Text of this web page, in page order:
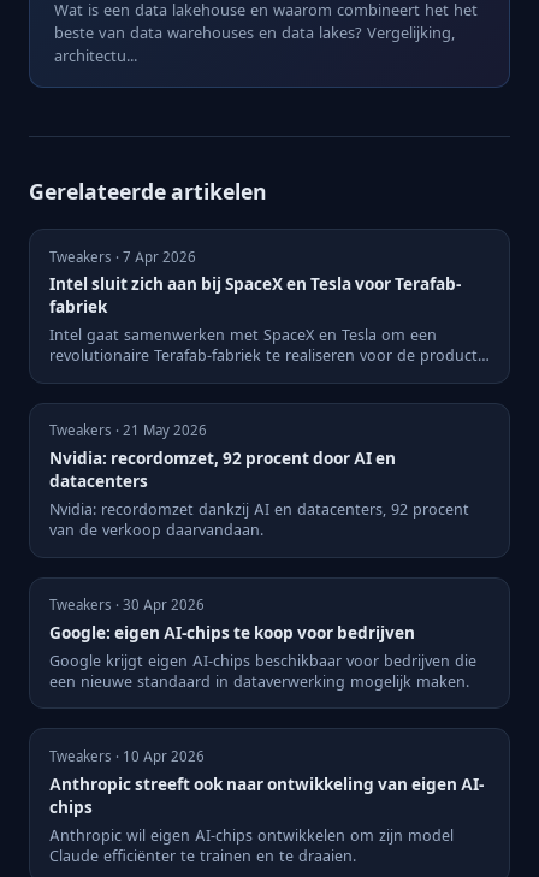
Wat is een data lakehouse en waarom combineert het het
beste van data warehouses en data lakes? Vergelijking,
architectu...
Gerelateerde artikelen
Tweakers · 7 Apr 2026
Intel sluit zich aan bij SpaceX en Tesla voor Terafab-
fabriek
Intel gaat samenwerken met SpaceX en Tesla om een
revolutionaire Terafab-fabriek te realiseren voor de productie
Tweakers · 21 May 2026
Nvidia: recordomzet, 92 procent door AI en
datacenters
Nvidia: recordomzet dankzij AI en datacenters, 92 procent
van de verkoop daarvandaan.
Tweakers · 30 Apr 2026
Google: eigen AI-chips te koop voor bedrijven
Google krijgt eigen AI-chips beschikbaar voor bedrijven die
een nieuwe standaard in dataverwerking mogelijk maken.
Tweakers · 10 Apr 2026
Anthropic streeft ook naar ontwikkeling van eigen AI-
chips
Anthropic wil eigen AI-chips ontwikkelen om zijn model
Claude efficiënter te trainen en te draaien.